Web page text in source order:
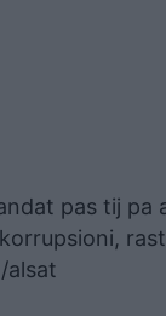
pas tij pa
alsat